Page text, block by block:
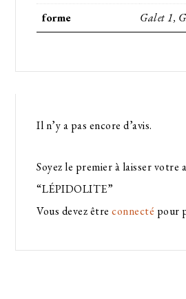
forme Galet 1,
Il n’y a pas encore d’avis.
Soyez le premier à laisser votre
“LÉPIDOLITE”
Vous devez êtreconnecté pour